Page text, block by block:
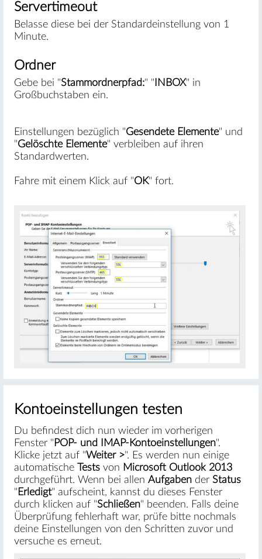
Servertimeout
Belasse diese bei der Standardeinstellung von 1
Minute.
Ordner
Gebe bei "Stammordnerpfad:" " INBOX" in
Großbuchstaben ein.
Einstellungen bezüglich "Gesendete Elemente" und
"Gelöschte Elemente" verbleiben auf ihren
Standardwerten.
Fahre mit einem Klick auf "OK" fort.
Kontoeinstellungen testen
Du befindest dich nun wieder im vorherigen
Fenster " POP- und IMAP-Kontoeinstellungen".
Klicke jetzt auf "Weiter >". Es werden nun einige
automatische
Testsvon Microsoft Outlook 2013
durchgeführt. Wenn bei allen Aufgabender Status
" Erledigt" aufscheint, kannst du dieses Fenster
durch klicken auf "Schließen" beenden. Falls deine
Überprüfung fehlerhaft war, prüfe bitte nochmals
deine Einstellungen von den Schritten zuvor und
versuche es erneut.